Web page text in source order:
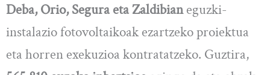
Deba, Orio, Segura eta Zaldibianeguzki-
instalazio fotovoltaikoak ezartzeko proiektua
eta horren exekuzioa kontratatzeko. Guztira,